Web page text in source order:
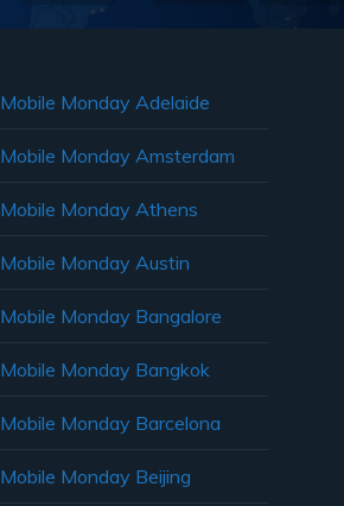
Mobile Monday Adelaide
Mobile Monday Amsterdam
Mobile Monday Athens
Mobile Monday Austin
Mobile Monday Bangalore
Mobile Monday Bangkok
Mobile Monday Barcelona
Mobile Monday Beijing